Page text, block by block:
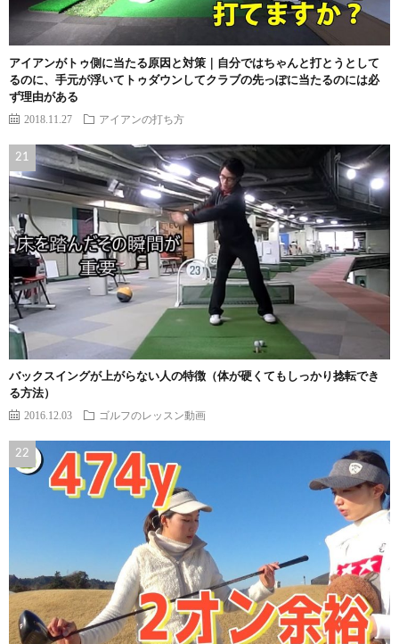
アイアンがトゥ側に当たる原因と対策｜自分ではちゃんと打とうとして
るのに、手元が浮いてトゥダウンしてクラブの先っぽに当たるのには必
ず理由がある
2018.11.27 アイアンの打ち方
バックスイングが上がらない人の特徴（体が硬くてもしっかり捻転でき
る方法）
2016.12.03 ゴルフのレッスン動画